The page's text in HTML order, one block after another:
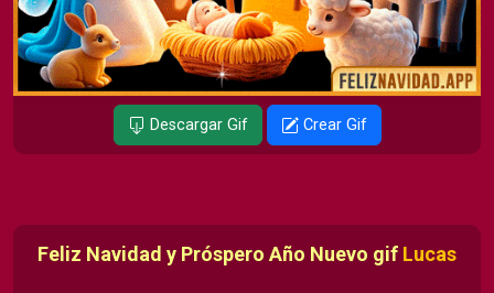
Descargar Gif Crear Gif
Feliz Navidad y Próspero Año Nuevo gif Lucas